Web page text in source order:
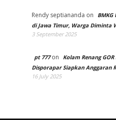
Rendy septiananda on
di Jawa Timur, Warga Diminta
3 September 2025
pt 777on
Kolam Renang
Disporapar Siapkan Anggaran
16 July 2025